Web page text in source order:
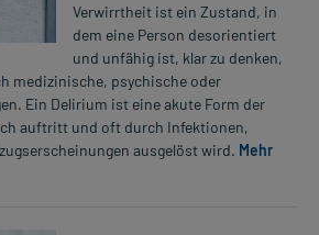
Verwirrtheit ist ein Zustand, in
dem eine Person desorientiert
und unfähig ist, klar zu denken,
medizinische, psychische oder
Ein Delirium ist eine akute Form der
auftritt und oft durch Infektionen,
ausgelöst wird. Mehr